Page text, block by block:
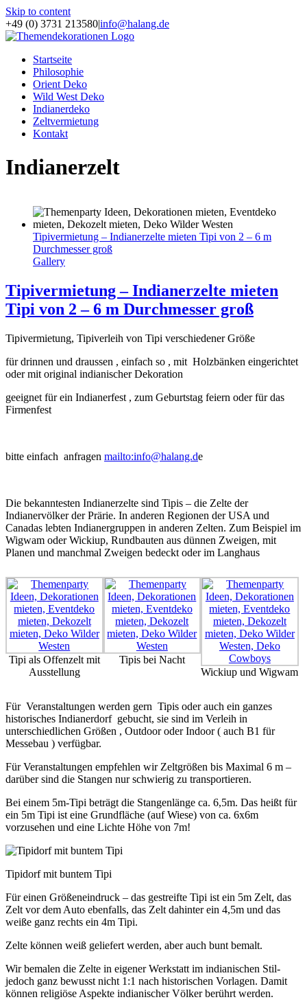
Skip to content
+49 (0) 3731 213580|info@halang.de
Startseite
Philosophie
Orient Deko
Wild West Deko
Indianerdeko
Zeltvermietung
Kontakt
Indianerzelt
Tipivermietung – Indianerzelte mieten Tipi von 2 – 6 m
Durchmesser groß
Gallery
Tipivermietung – Indianerzelte mieten
Tipi von 2 – 6 m Durchmesser groß
Tipivermietung, Tipiverleih von Tipi verschiedener Größe
für drinnen und draussen , einfach so , mit Holzbänken eingerichtet
oder mit original indianischer Dekoration
geeignet für ein Indianerfest , zum Geburtstag feiern oder für das
Firmenfest
bitte einfach anfragen mailto:info@halang.de
Die bekanntesten Indianerzelte sind Tipis – die Zelte der
Indianervölker der Prärie. In anderen Regionen der USA und
Canadas lebten Indianergruppen in anderen Zelten. Zum Beispiel im
Wigwam oder Wickiup, Rundbauten aus dünnen Zweigen, mit
Planen und manchmal Zweigen bedeckt oder im Langhaus
Tipi als Offenzelt mit
Ausstellung
Tipis bei Nacht
Wickiup und Wigwam
Für Veranstaltungen werden gern Tipis oder auch ein ganzes
historisches Indianerdorf gebucht, sie sind im Verleih in
unterschiedlichen Größen , Outdoor oder Indoor ( auch B1 für
Messebau ) verfügbar.
Für Veranstaltungen empfehlen wir Zeltgrößen bis Maximal 6 m –
darüber sind die Stangen nur schwierig zu transportieren.
Bei einem 5m-Tipi beträgt die Stangenlänge ca. 6,5m. Das heißt für
ein 5m Tipi ist eine Grundfläche (auf Wiese) von ca. 6x6m
vorzusehen und eine Lichte Höhe von 7m!
Tipidorf mit buntem Tipi
Für einen Größeneindruck – das gestreifte Tipi ist ein 5m Zelt, das
Zelt vor dem Auto ebenfalls, das Zelt dahinter ein 4,5m und das
weiße ganz rechts ein 4m Tipi.
Zelte können weiß geliefert werden, aber auch bunt bemalt.
Wir bemalen die Zelte in eigener Werkstatt im indianischen Stil-
jedoch ganz bewusst nicht 1:1 nach historischen Vorlagen. Damit
können religiöse Aspekte indianischer Völker berührt werden.